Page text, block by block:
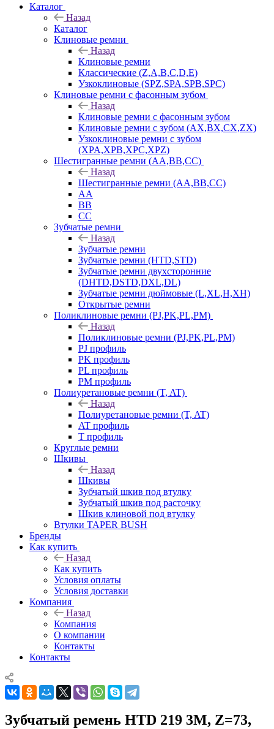
Каталог
Назад
Каталог
Клиновые ремни
Назад
Клиновые ремни
Классические (Z,A,B,C,D,E)
Узкоклиновые (SPZ,SPA,SPB,SPC)
Клиновые ремни с фасонным зубом
Назад
Клиновые ремни с фасонным зубом
Клиновые ремни с зубом (AX,BX,CX,ZX)
Узкоклиновые ремни с зубом
(XPA,XPB,XPC,XPZ)
Шестигранные ремни (AA,BB,CC)
Назад
Шестигранные ремни (AA,BB,CC)
AA
BB
CC
Зубчатые ремни
Назад
Зубчатые ремни
Зубчатые ремни (HTD,STD)
Зубчатые ремни двухсторонние
(DHTD,DSTD,DXL,DL)
Зубчатые ремни дюймовые (L,XL,H,XH)
Открытые ремни
Поликлиновые ремни (PJ,PK,PL,PM)
Назад
Поликлиновые ремни (PJ,PK,PL,PM)
PJ профиль
PK профиль
PL профиль
PM профиль
Полиуретановые ремни (T, AT)
Назад
Полиуретановые ремни (T, AT)
AT профиль
T профиль
Круглые ремни
Шкивы
Назад
Шкивы
Зубчатый шкив под втулку
Зубчатый шкив под расточку
Шкив клиновой под втулку
Втулки TAPER BUSH
Бренды
Как купить
Назад
Как купить
Условия оплаты
Условия доставки
Компания
Назад
Компания
О компании
Контакты
Контакты
Зубчатый ремень HTD 219 3M, Z=73,